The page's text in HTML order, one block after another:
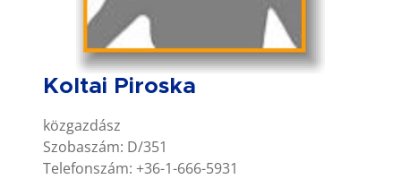
Koltai Piroska
közgazdász
Szobaszám: D/351
Telefonszám: +36-1-666-5931